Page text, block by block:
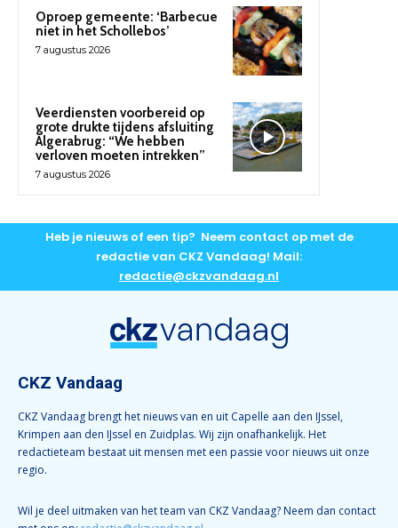
Oproep gemeente: ‘Barbecue
niet in het Schollebos’
7 augustus 2026
Veerdiensten voorbereid op
grote drukte tijdens afsluiting
Algerabrug: “We hebben
verloven moeten intrekken”
7 augustus 2026
Heb je nieuws of een tip? Neem contact op met de
redactie van CKZ Vandaag! Mail:
redactie@ckzvandaag.nl
CKZ Vandaag
CKZ Vandaag brengt het nieuws van en uit Capelle aan den IJssel,
Krimpen aan den IJssel en Zuidplas. Wij zijn onafhankelijk. Het
redactieteam bestaat uit mensen met een passie voor nieuws uit onze
regio.
Wil je deel uitmaken van het team van CKZ Vandaag? Neem dan contact